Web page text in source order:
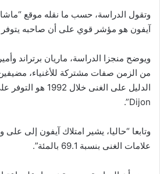
وتقول الدراسة، حسب ما نقله موقع
آيفون هو مؤشر قوي على أن صاحبه
ويوضح منجزا الدراسة، ماريان برتراند
من الزمن صفات مشتركة للأغنياء،
Dijon”.
وتابعا “حاليا، يشير امتلاك آيفون إلى
علامات الغنى بنسبة 69.1 بالمئة”.